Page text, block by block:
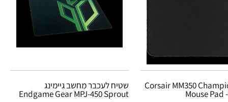
Corsair MM350
Mouse Pad
שטיח לעכבר מחשב גיימינג
Endgame Gear MPJ-450 Sprout